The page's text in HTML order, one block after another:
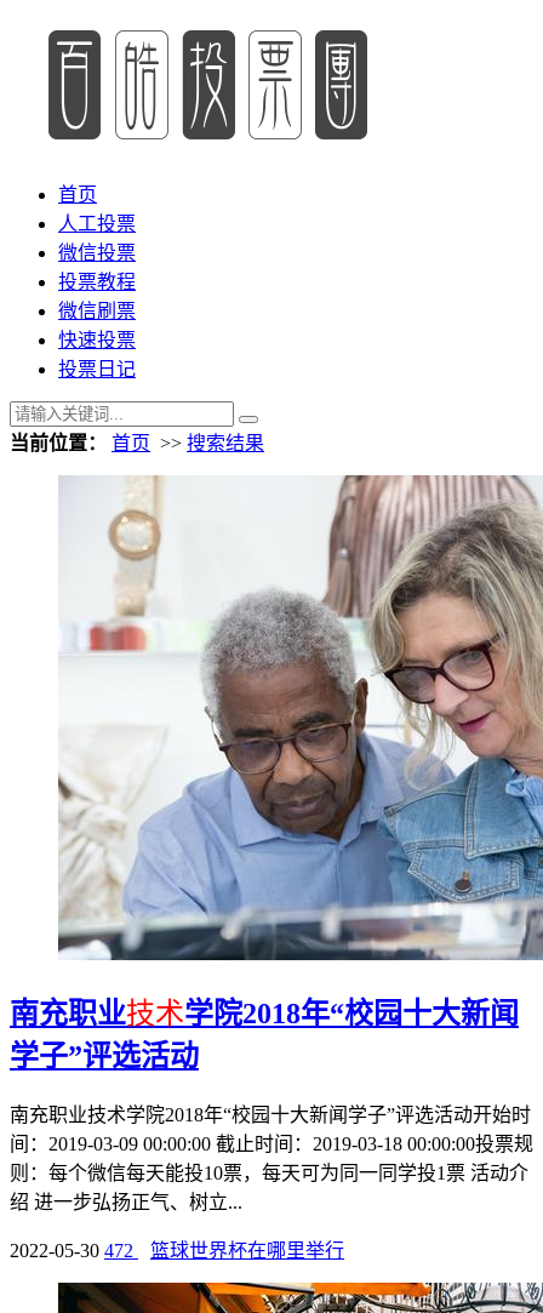
首页
人工投票
微信投票
投票教程
微信刷票
快速投票
投票日记
当前位置： 首页 >> 搜索结果
南充职业技术学院2018年“校园十大新闻
学子”评选活动
南充职业技术学院2018年“校园十大新闻学子”评选活动开始时
间：2019-03-09 00:00:00 截止时间：2019-03-18 00:00:00投票规
则：每个微信每天能投10票，每天可为同一同学投1票 活动介
绍 进一步弘扬正气、树立...
2022-05-30 472 篮球世界杯在哪里举行